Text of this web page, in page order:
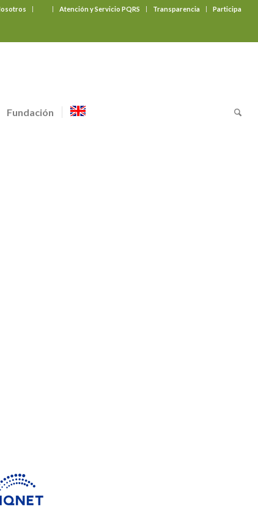
Atención y Servicio PQRS Transparencia Participa
Fundación